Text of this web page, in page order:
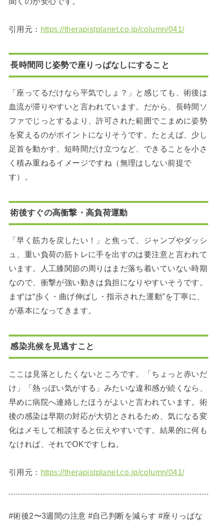
引用元： https://therapistplanet.co.jp/column/041/
長時間同じ姿勢で座りっぱなしにすること
「座ってるだけなら平気でしょ？」と感じても、術後は
血流が滞りやすいと言われています。だから、長時間ソ
ファでじっとするより、許可された範囲でこまめに姿勢
を変えるのがポイントになりそうです。たとえば、少し
足首を動かす、短時間だけ立つなど、できることを小さ
く積み重ねるイメージですね（無理はしない前提で
す）。
術後すぐの高衝撃・高負荷運動
「早く筋力を戻したい！」と焦って、ジャンプやダッシ
ュ、重い負荷の筋トレに手を出すのは要注意と言われて
います。人工膝関節の周りはまだ落ち着いていない時期
なので、衝撃が強い動きは負担になりやすいそうです。
まずは“歩く・曲げ伸ばし・指示された運動”を丁寧に、
が基本になってきます。
感染兆候を見逃すこと
ここは見落としたくないところです。「ちょっと赤いだ
け」「熱っぽい気がする」みたいな違和感が続くなら、
早めに病院へ連絡したほうがよいと言われています。術
後の感染は早期の対応が大切とされるため、気になる変
化はメモして相談すると伝えやすいです。結果的に何も
なければ、それでOKですしね。
引用元： https://therapistplanet.co.jp/column/041/
#術後2〜3週間の注意 #自己判断を減らす #座りっぱな